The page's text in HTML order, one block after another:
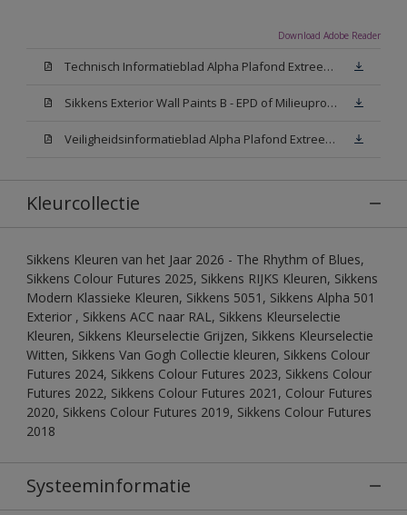
Download Adobe Reader
Technisch Informatieblad Alpha Plafond Extreem Mat (PDF)
Sikkens Exterior Wall Paints B - EPD of Milieuproductverklaring
Veiligheidsinformatieblad Alpha Plafond Extreem Mat White W05 (MSDS)
Kleurcollectie
Sikkens Kleuren van het Jaar 2026 - The Rhythm of Blues,
Sikkens Colour Futures 2025, Sikkens RIJKS Kleuren, Sikkens
Modern Klassieke Kleuren, Sikkens 5051, Sikkens Alpha 501
Exterior , Sikkens ACC naar RAL, Sikkens Kleurselectie
Kleuren, Sikkens Kleurselectie Grijzen, Sikkens Kleurselectie
Witten, Sikkens Van Gogh Collectie kleuren, Sikkens Colour
Futures 2024, Sikkens Colour Futures 2023, Sikkens Colour
Futures 2022, Sikkens Colour Futures 2021, Colour Futures
2020, Sikkens Colour Futures 2019, Sikkens Colour Futures
2018
Systeeminformatie